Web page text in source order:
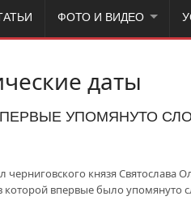
ФОТО И ВИДЕО
даты
УПОМЯНУТО
князя Святослава
которой впервые было упомянуто